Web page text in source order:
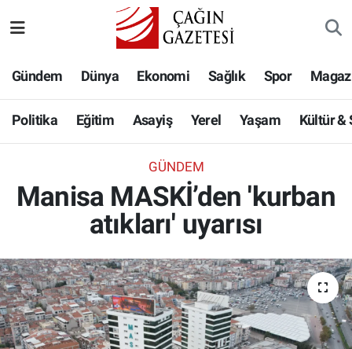
Gündem Dünya Ekonomi Sağlık Spor
Politika Eğitim Asayiş Yerel Yaşam Kültür &
GÜNDEM
Manisa MASKİ’den 'kurban
atıkları' uyarısı
Eğitim
Asayiş
Kültür & Sanat
Bilim-Teknoloji
Köşe Yazıları
Hava Durumu
Namaz Vakitleri
Süper Lig Puan Durumu ve Fikstür
Tüm Manşetler
Son Dakika Haberleri
Haber Arşivi